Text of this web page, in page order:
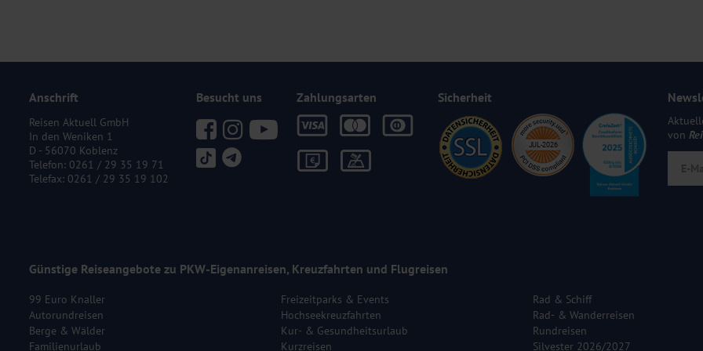
Anschrift
Reisen Aktuell GmbH
In den Weniken 1
D - 56070 Koblenz
Telefon: 0261 / 29 35 19 71
Telefax: 0261 / 29 35 19 102
Besucht uns Zahlungsarten Sicherheit
von
Günstige Reiseangebote zu PKW-Eigenanreisen, Kreuzfahrten und Flugreisen
99 Euro Knaller
Autorundreisen
Berge & Wälder
Familienurlaub
Freizeitparks & Events
Hochseekreuzfahrten
Kur- & Gesundheitsurlaub
Kurzreisen
Rad & Schiff
Rad- & Wanderreisen
Rundreisen
Silvester 2026/2027